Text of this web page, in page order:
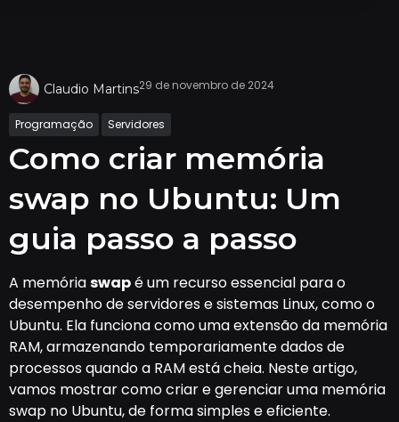
Claudio Martins29 de novembro de 2024
Programação Servidores
Como criar memória
swap no Ubuntu: Um
guia passo a passo
A memóriaswapé um recurso essencial para o
desempenho de servidores e sistemas Linux, como o
Ubuntu. Ela funciona como uma extensão da memória
RAM, armazenando temporariamente dados de
processos quando a RAM está cheia. Neste artigo,
vamos mostrar como criar e gerenciar uma memória
swap no Ubuntu, de forma simples e eficiente.